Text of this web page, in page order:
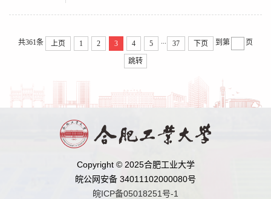
共361条 上页 1 2 3 4 5 ... 37 下页 到第 页
跳转
Copyright © 2025合肥工业大学
皖公网安备 34011102000080号
皖ICP备05018251号-1